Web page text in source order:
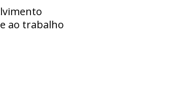
ao trabalho